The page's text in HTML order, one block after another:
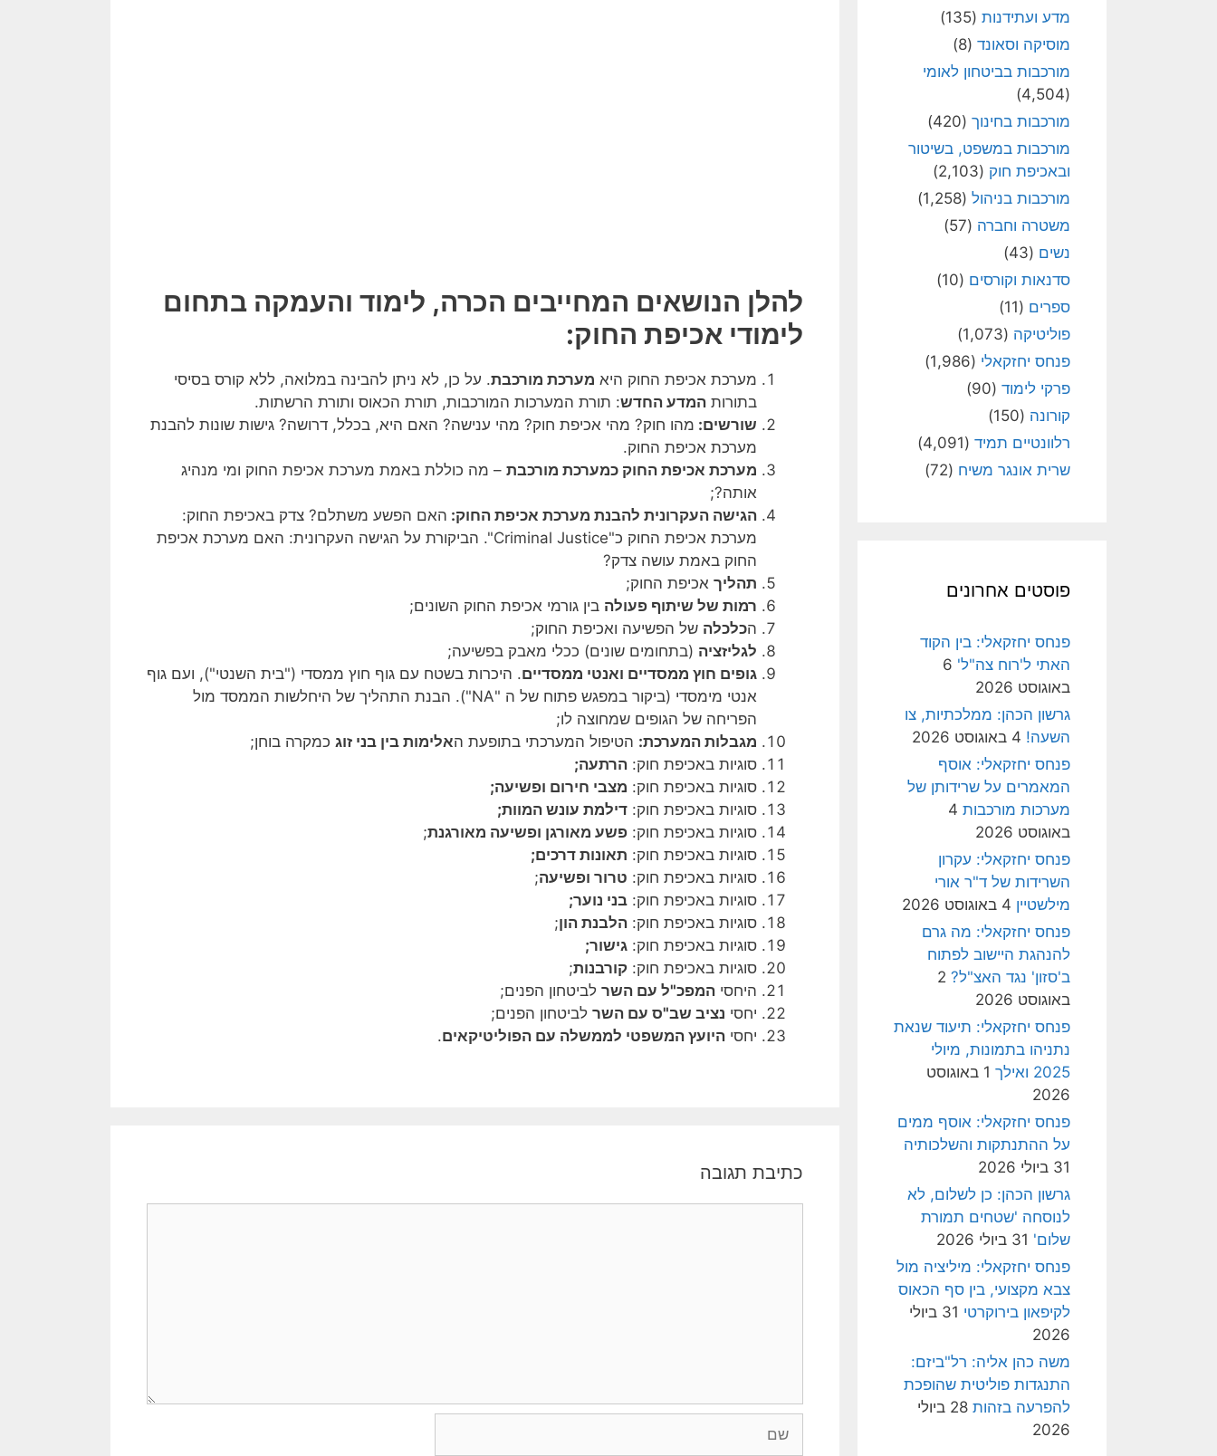
להלן הנושאים המחייבים הכרה, לימוד והעמקה בתחום
לימודי אכיפת החוק:
מערכת אכיפת החוק היא מערכת מורכבת. על כן, לא ניתן להבינה במלואה, ללא קורס בסיסי
בתורות המדע החדש: תורת המערכות המורכבות, תורת הכאוס ותורת הרשתות.
שורשים: מהו חוק? מהי אכיפת חוק? מהי ענישה? האם היא, בכלל, דרושה? גישות שונות להבנת
מערכת אכיפת החוק.
מערכת אכיפת החוק כמערכת מורכבת – מה כוללת באמת מערכת אכיפת החוק ומי מנהיג
אותה?;
הגישה העקרונית להבנת מערכת אכיפת החוק: האם הפשע משתלם? צדק באכיפת החוק:
מערכת אכיפת החוק כ"Criminal Justice". הביקורת על הגישה העקרונית: האם מערכת אכיפת
החוק באמת עושה צדק?
תהליך אכיפת החוק;
רמות של שיתוף פעולה בין גורמי אכיפת החוק השונים;
הכלכלה של הפשיעה ואכיפת החוק;
לגליזציה (בתחומים שונים) ככלי מאבק בפשיעה;
גופים חוץ ממסדיים ואנטי ממסדיים. היכרות בשטח עם גוף חוץ ממסדי ("בית השנטי"), ועם גוף
אנטי מימסדי (ביקור במפגש פתוח של ה "NA"). הבנת התהליך של היחלשות הממסד מול
הפריחה של הגופים שמחוצה לו;
מגבלות המערכת: הטיפול המערכתי בתופעת האלימות בין בני זוג כמקרה בוחן;
סוגיות באכיפת חוק: הרתעה;
סוגיות באכיפת חוק: מצבי חירום ופשיעה;
סוגיות באכיפת חוק: דילמת עונש המוות;
סוגיות באכיפת חוק: פשע מאורגן ופשיעה מאורגנת;
סוגיות באכיפת חוק: תאונות דרכים;
סוגיות באכיפת חוק: טרור ופשיעה;
סוגיות באכיפת חוק: בני נוער;
סוגיות באכיפת חוק: הלבנת הון;
סוגיות באכיפת חוק: גישור;
סוגיות באכיפת חוק: קורבנות;
היחסי המפכ"ל עם השר לביטחון הפנים;
יחסי נציב שב"ס עם השר לביטחון הפנים;
יחסי היועץ המשפטי לממשלה עם הפוליטיקאים.
כתיבת תגובה
מדע ועתידנות (135)
מוסיקה וסאונד (8)
מורכבות בביטחון לאומי
(4,504)
מורכבות בחינוך (420)
מורכבות במשפט, בשיטור
ובאכיפת חוק (2,103)
מורכבות בניהול (1,258)
משטרה וחברה (57)
נשים (43)
סדנאות וקורסים (10)
ספרים (11)
פוליטיקה (1,073)
פנחס יחזקאלי (1,986)
פרקי לימוד (90)
קורונה (150)
רלוונטיים תמיד (4,091)
שרית אונגר משיח (72)
פוסטים אחרונים
פנחס יחזקאלי: בין הקוד
האתי ל'רוח צה"ל' 6
באוגוסט 2026
גרשון הכהן: ממלכתיות, צו
השעה! 4 באוגוסט 2026
פנחס יחזקאלי: אוסף
המאמרים על שרידותן של
מערכות מורכבות 4
באוגוסט 2026
פנחס יחזקאלי: עקרון
השרידות של ד"ר אורי
מילשטיין 4 באוגוסט 2026
פנחס יחזקאלי: מה גרם
להנהגת היישוב לפתוח
ב'סזון' נגד האצ"ל? 2
באוגוסט 2026
פנחס יחזקאלי: תיעוד שנאת
נתניהו בתמונות, מיולי
2025 ואילך
1 באוגוסט
2026
פנחס יחזקאלי: אוסף ממים
על ההתנתקות והשלכותיה
31 ביולי 2026
גרשון הכהן: כן לשלום, לא
לנוסחה 'שטחים תמורת
שלום' 31 ביולי 2026
פנחס יחזקאלי: מיליציה מול
צבא מקצועי, בין סף הכאוס
לקיפאון בירוקרטי
31 ביולי
2026
משה כהן אליה: רל"ביזם:
התנגדות פוליטית שהופכת
להפרעה בזהות
28 ביולי
2026